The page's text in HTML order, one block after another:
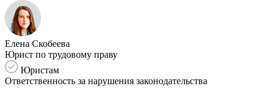
Елена Скобеева
Юрист по трудовому праву
Юристам
Ответственность за нарушения законодательства